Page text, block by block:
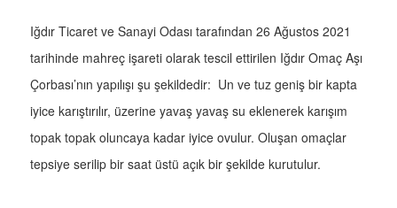
Iğdır Ticaret ve Sanayi Odası tarafından 26 Ağustos 2021
tarihinde mahreç işareti olarak tescil ettirilen Iğdır Omaç Aşı
Çorbası’nın yapılışı şu şekildedir: Un ve tuz geniş bir kapta
iyice karıştırılır, üzerine yavaş yavaş su eklenerek karışım
topak topak oluncaya kadar iyice ovulur. Oluşan omaçlar
tepsiye serilip bir saat üstü açık bir şekilde kurutulur.